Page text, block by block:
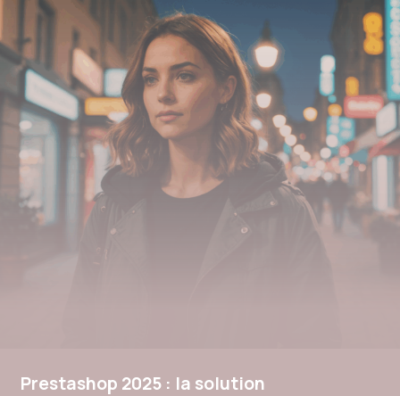
Prestashop 2025 : la solution